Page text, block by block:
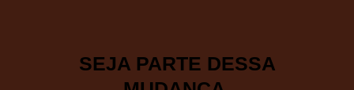
SEJA PARTE DESSA